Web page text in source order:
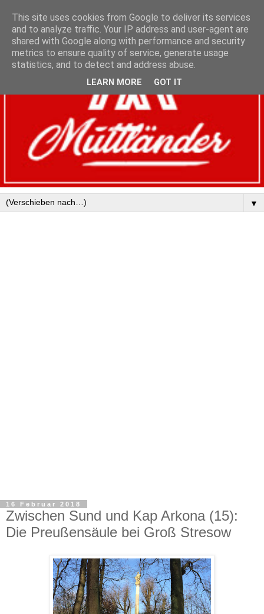
▼
16 Februar 2018
Zwischen Sund und Kap Arkona (15):
Die Preußensäule bei Groß Stresow
This site uses cookies from Google to deliver its services
and to analyze traffic. Your IP address and user-agent are
shared with Google along with performance and security
metrics to ensure quality of service, generate usage
statistics, and to detect and address abuse.
LEARN MORE GOT IT